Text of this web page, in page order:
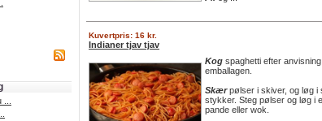
Kuvertpris: 16 kr.
Indianer tjav tjav
Kog spaghetti efter
emballagen.
Skærpølser i skiver, og løg i
stykker. Steg pølser og løg i
pande eller wok.